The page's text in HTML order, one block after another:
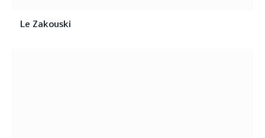
Le Zakouski